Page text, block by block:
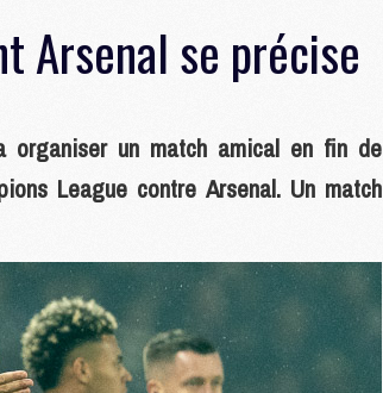
Arsenal se précise
un match amical en fin de
League contre Arsenal. Un match